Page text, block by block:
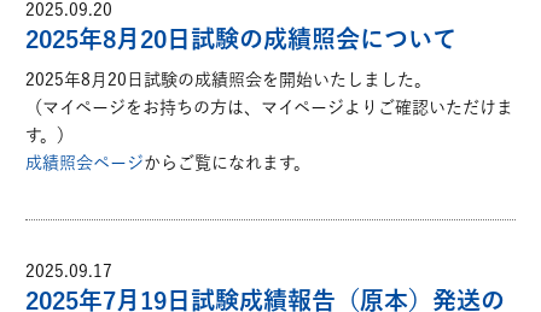
2025.09.20
2025年8月20日試験の成績照会について
2025年8月20日試験の成績照会を開始いたしました。
（マイページをお持ちの方は、マイページよりご確認いただけま
す。）
成績照会ページからご覧になれます。
2025.09.17
2025年7月19日試験成績報告（原本）発送の